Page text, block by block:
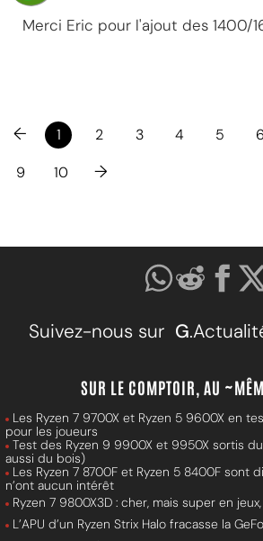
Merci Eric pour l'ajout des 1400/
← 1 2 3 4 5 6
9
10 →
Suivez-nous sur G
SUR LE COMPTOIR, AU
Les Ryzen 7 9700X et Ryzen 5 9600X en
pour les joueurs
Test des Ryzen 9 9900X et 9950X sortis
aussi du bois)
Les Ryzen 7 8700F et Ryzen 5 8400F sont
n’ont aucun intérêt
Ryzen 7 9800X3D : cher, mais super en
L’APU d’un Ryzen Strix Halo fracasse la